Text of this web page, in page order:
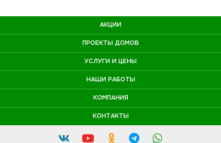
АКЦИИ
ПРОЕКТЫ ДОМОВ
УСЛУГИ И ЦЕНЫ
НАШИ РАБОТЫ
КОМПАНИЯ
КОНТАКТЫ